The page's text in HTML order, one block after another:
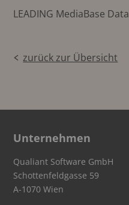
LEADING MediaBase Data
zurück zur Übersicht
Unternehmen
Qualiant Software GmbH
Schottenfeldgasse 59
A-1070 Wien